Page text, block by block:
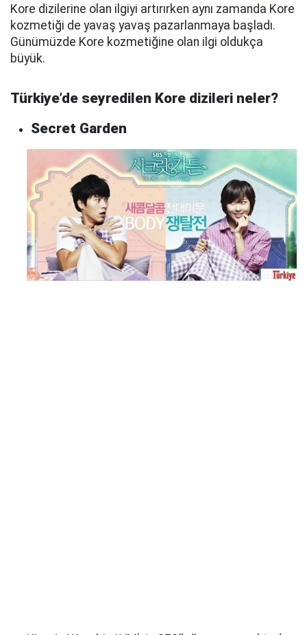
Kore dizilerine olan ilgiyi artırırken aynı zamanda Kore
kozmetiği de yavaş yavaş pazarlanmaya başladı.
Günümüzde Kore kozmetiğine olan ilgi oldukça
büyük.
Türkiye’de seyredilen Kore dizileri neler?
Secret Garden